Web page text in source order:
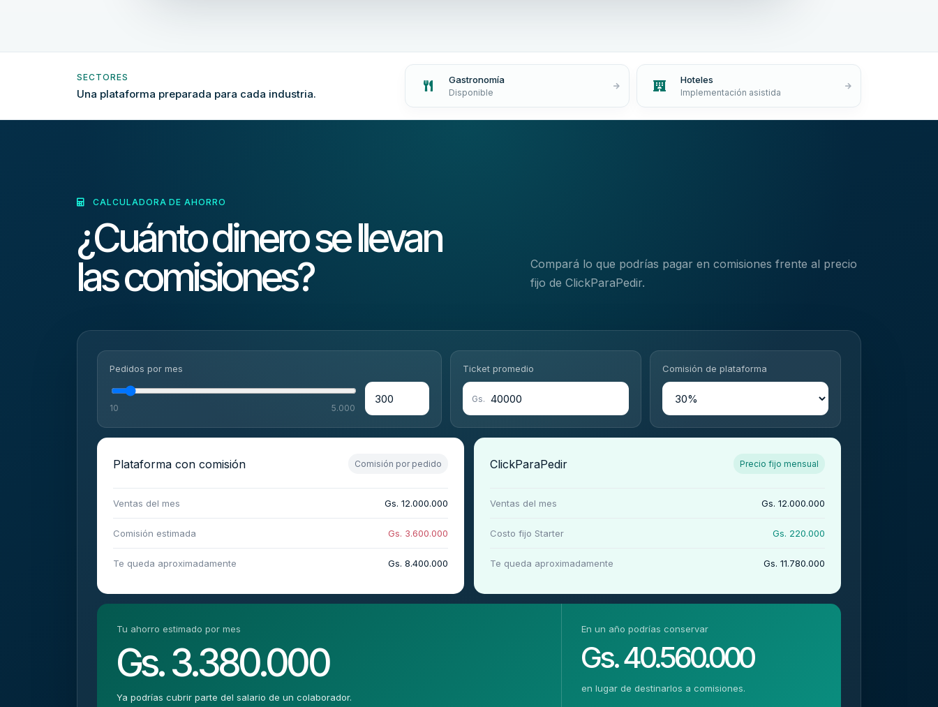
SECTORES
Una plataforma preparada para cada industria.
Gastronomía
Disponible
Hoteles
Implementación asistida
CALCULADORA DE AHORRO
¿Cuánto dinero se llevan
las comisiones?
Compará lo que podrías pagar en comisiones frente al precio
fijo de ClickParaPedir.
Pedidos por mes
10 5.000
Ticket promedio
Gs.
Comisión de plataforma
Plataforma con comisión Comisión por pedido
Ventas del mes Gs. 12.000.000
Comisión estimada Gs. 3.600.000
Te queda aproximadamente Gs. 8.400.000
ClickParaPedir Precio fijo mensual
Ventas del mes Gs. 12.000.000
Costo fijo Starter Gs. 220.000
Te queda aproximadamente Gs. 11.780.000
Tu ahorro estimado por mes
Gs. 3.380.000
Ya podrías cubrir parte del salario de un colaborador.
En un año podrías conservar
Gs. 40.560.000
en lugar de destinarlos a comisiones.